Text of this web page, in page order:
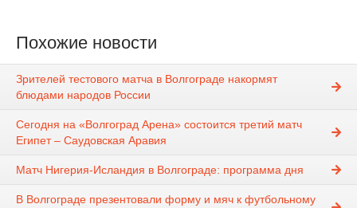
Похожие новости
Зрителей тестового матча в Волгограде накормят
блюдами народов России
Сегодня на «Волгоград Арена» состоится третий матч
Египет – Саудовская Аравия
Матч Нигерия-Исландия в Волгограде: программа дня
В Волгограде презентовали форму и мяч к футбольному